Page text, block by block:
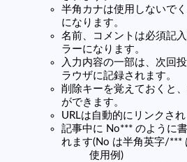
半角カナは使用しないで
になります。
名前、コメントは必須記
ラーになります。
入力内容の一部は、次回
ラウザに記録されます。
削除キーを覚えておくと
ができます。
URLは自動的にリンクされ
記事中に No*** のように
れます(No は半角英字/***
使用例)